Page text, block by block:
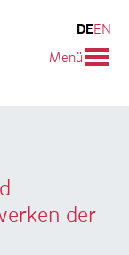
SUCHEN
DEEN
Menü
der